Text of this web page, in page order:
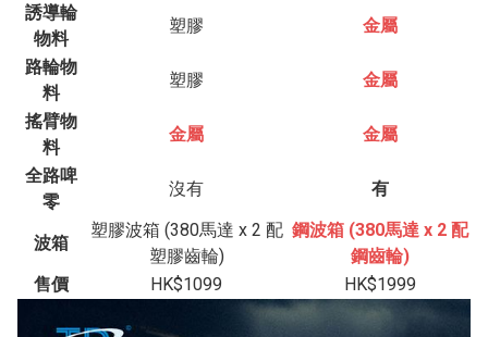
誘導輪
物料
塑膠
金屬
路輪物
料
塑膠
金屬
搖臂物
料
金屬
金屬
全路啤
零
沒有 有
波箱
塑膠波箱 (380馬達 x 2 配
塑膠齒輪)
鋼波箱 (380馬達 x 2 配
鋼齒輪)
售價
HK$1099 HK$1999